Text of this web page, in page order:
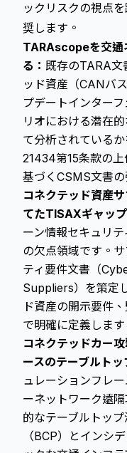
ックリスクの視点
奨します。
TARAscopeを交通
る： 既存のTARA文
ッド資産（CANバ
プデートインター
リオにおける潜在
て分析されている
21434第15条款の
基づくCSMS文書
コネクテッド資産
てたTISAXギャッ
ーン情報セキュリ
の欠点領域です。
ティ要件文書（
Suppliers）を策定
ド資産の開示要件
で明確に定義します
コネクテッドカー
ースのテーブルトッ
ュレーションフレ
ーネットワーク遠
的なテーブルトッ
（BCP）とインシ